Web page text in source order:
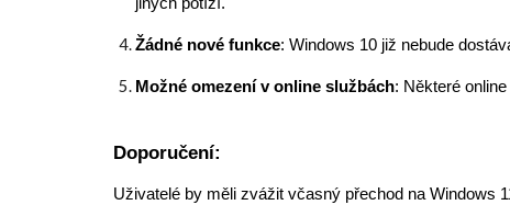
Žádné nové funkce: Windows 10 již nebude
Možné omezení v online službách: Některé
Doporučení:
Uživatelé by měli zvážit včasný přechod na Windows